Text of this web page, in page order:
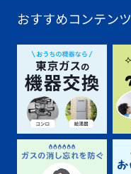
おすすめコンテンツ